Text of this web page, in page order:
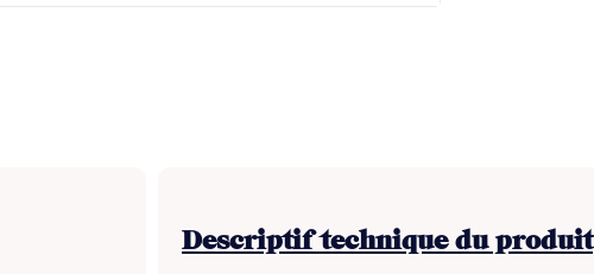
Descriptif technique du produit